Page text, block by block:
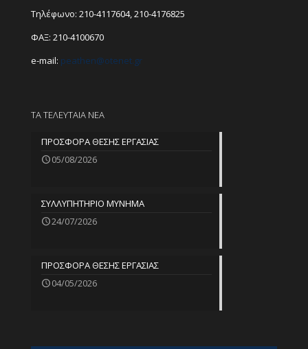
Τηλέφωνο: 210-4117604,210-4176825
ΦΑΞ: 210-4100670
e-mail: peathen@otenet.gr
ΤΑ ΤΕΛΕΥΤΑΙΑ ΝΕΑ
ΠΡΟΣΦΟΡΑ ΘΕΣΗΣ ΕΡΓΑΣΙΑΣ
05/08/2026
ΣΥΛΛΥΠΗΤΗΡΙΟ ΜΥΝΗΜΑ
24/07/2026
ΠΡΟΣΦΟΡΑ ΘΕΣΗΣ ΕΡΓΑΣΙΑΣ
04/05/2026